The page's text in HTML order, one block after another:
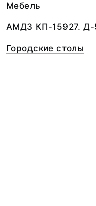
Мебель
АМДЗ КП-15927. Д-
Городские столы